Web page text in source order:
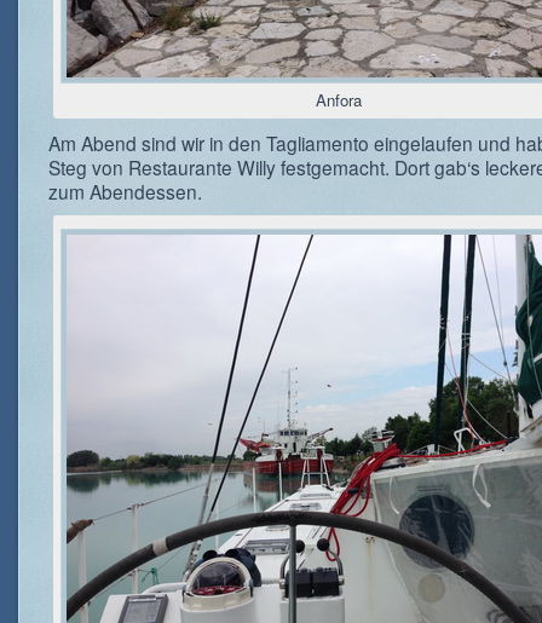
Anfora
Am Abend sind wir in den Tagliamento eingelaufen und
Steg von Restaurante Willy festgemacht. Dort gab‘s
zum Abendessen.